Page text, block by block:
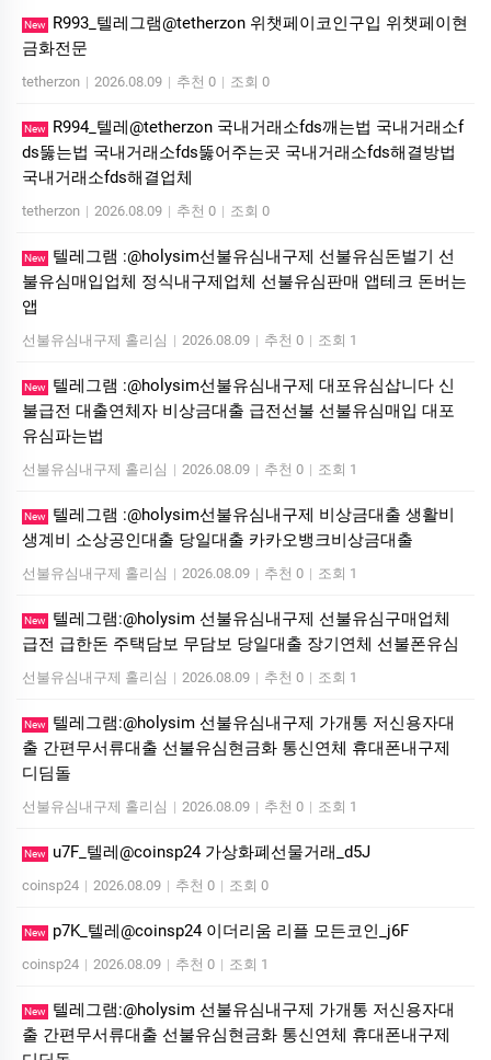
New
R993_텔레그램@tetherzon 위챗페이코인구입 위챗페이현
금화전문
tetherzon | 2026.08.09 | 추천 0 | 조회 0
New
R994_텔레@tetherzon 국내거래소fds깨는법 국내거래소f
ds뚫는법 국내거래소fds뚫어주는곳 국내거래소fds해결방법
국내거래소fds해결업체
tetherzon | 2026.08.09 | 추천 0 | 조회 0
New
텔레그램 :@holysim선불유심내구제 선불유심돈벌기 선
불유심매입업체 정식내구제업체 선불유심판매 앱테크 돈버는
앱
선불유심내구제 홀리심 | 2026.08.09 | 추천 0 | 조회 1
New
텔레그램 :@holysim선불유심내구제 대포유심삽니다 신
불급전 대출연체자 비상금대출 급전선불 선불유심매입 대포
유심파는법
선불유심내구제 홀리심 | 2026.08.09 | 추천 0 | 조회 1
New
텔레그램 :@holysim선불유심내구제 비상금대출 생활비
생계비 소상공인대출 당일대출 카카오뱅크비상금대출
선불유심내구제 홀리심 | 2026.08.09 | 추천 0 | 조회 1
New
텔레그램:@holysim 선불유심내구제 선불유심구매업체
급전 급한돈 주택담보 무담보 당일대출 장기연체 선불폰유심
선불유심내구제 홀리심 | 2026.08.09 | 추천 0 | 조회 1
New
텔레그램:@holysim 선불유심내구제 가개통 저신용자대
출 간편무서류대출 선불유심현금화 통신연체 휴대폰내구제
디딤돌
선불유심내구제 홀리심 | 2026.08.09 | 추천 0 | 조회 1
New u7F_텔레@coinsp24 가상화폐선물거래_d5J
coinsp24 | 2026.08.09 | 추천 0 | 조회 0
New p7K_텔레@coinsp24 이더리움 리플 모든코인_j6F
coinsp24 | 2026.08.09 | 추천 0 | 조회 1
New
텔레그램:@holysim 선불유심내구제 가개통 저신용자대
출 간편무서류대출 선불유심현금화 통신연체 휴대폰내구제